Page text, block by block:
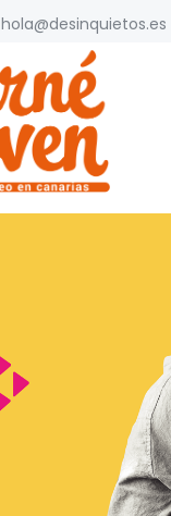
hola@desinquietos.es